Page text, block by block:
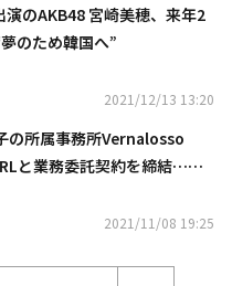
演のAKB48 宮崎美穂、来年2
のため韓国へ”
2021/12/13 13:20
の所属事務所Vernalosso
と業務委託契約を締結…グ
2021/11/08 19:25